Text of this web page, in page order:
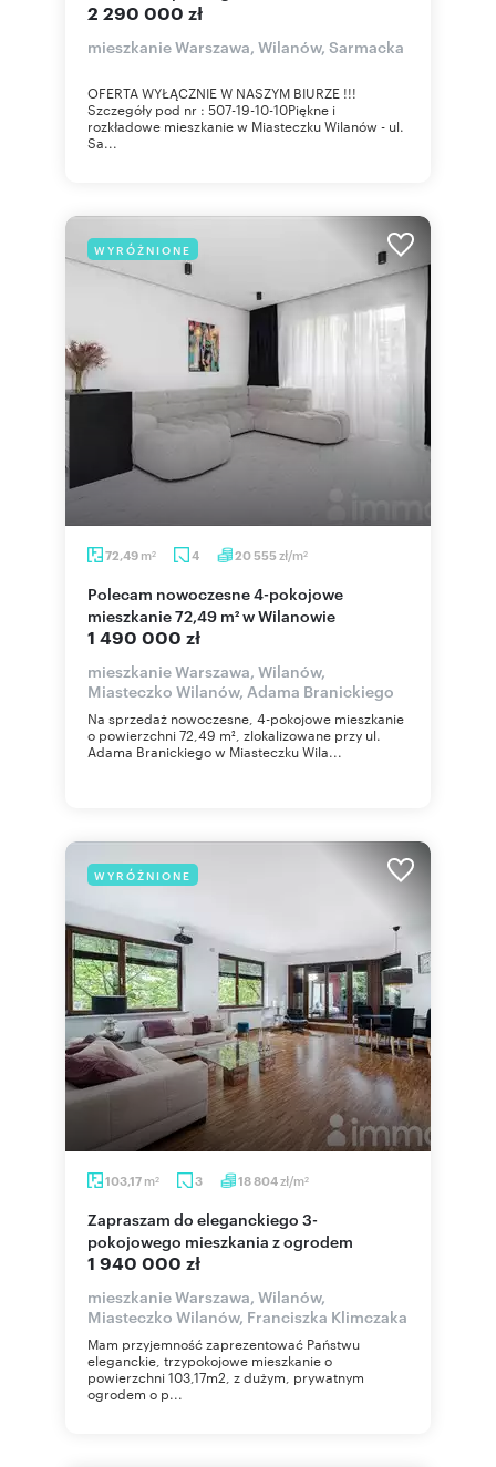
2 290 000 zł
mieszkanie Warszawa, Wilanów, Sarmacka
OFERTA WYŁĄCZNIE W NASZYM BIURZE !!!
Szczegóły pod nr : 507-19-10-10Piękne i
rozkładowe mieszkanie w Miasteczku Wilanów - ul.
Sa...
WYRÓŻNIONE
72,49 m2 4 20 555 zł/m2
Polecam nowoczesne 4-pokojowe
mieszkanie 72,49 m² w Wilanowie
1 490 000 zł
mieszkanie Warszawa, Wilanów,
Miasteczko Wilanów, Adama Branickiego
Na sprzedaż nowoczesne, 4-pokojowe mieszkanie
o powierzchni 72,49 m², zlokalizowane przy ul.
Adama Branickiego w Miasteczku Wila...
WYRÓŻNIONE
103,17 m2 3 18 804zł/m2
Zapraszam do eleganckiego 3-
pokojowego mieszkania z ogrodem
1 940 000 zł
mieszkanie Warszawa, Wilanów,
Miasteczko Wilanów, Franciszka Klimczaka
Mam przyjemność zaprezentować Państwu
eleganckie, trzypokojowe mieszkanie o
powierzchni 103,17m2, z dużym, prywatnym
ogrodem o p...